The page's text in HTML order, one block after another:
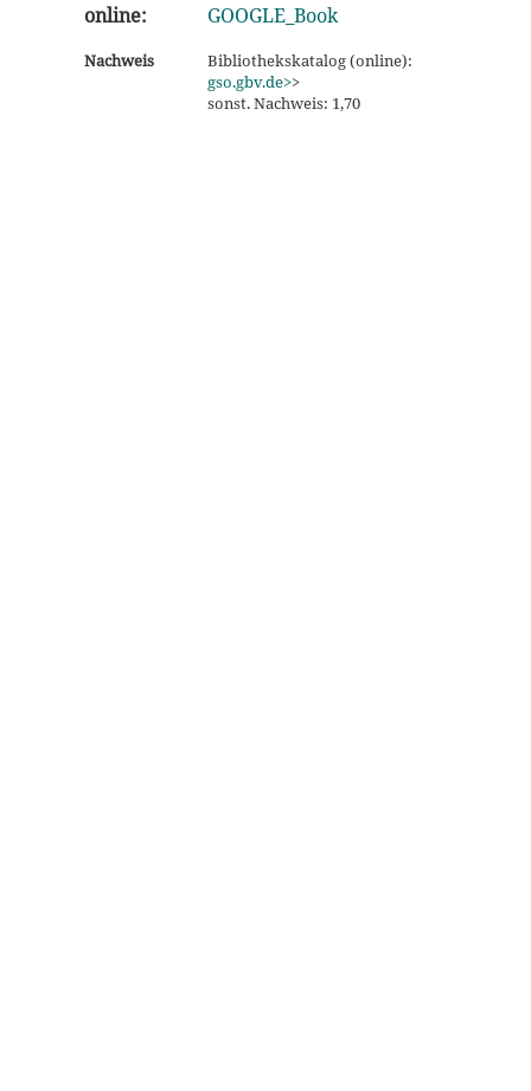
online:
GOOGLE_Book
Nachweis
Bibliothekskatalog (online):
gso.gbv.de>>
sonst. Nachweis: 1,70